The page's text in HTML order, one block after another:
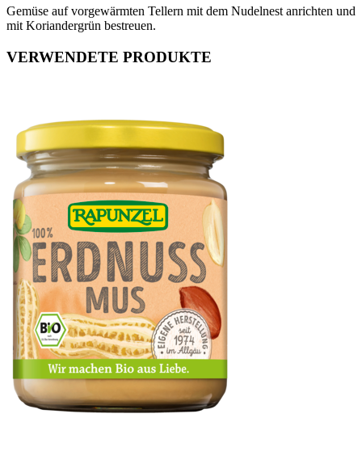
Gemüse auf vorgewärmten Tellern mit dem Nudelnest anrichten und
mit Koriandergrün bestreuen.
VERWENDETE PRODUKTE